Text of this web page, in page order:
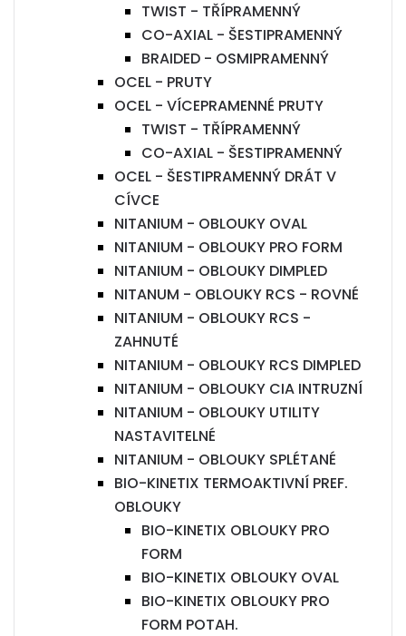
TWIST - TŘÍPRAMENNÝ
CO-AXIAL - ŠESTIPRAMENNÝ
BRAIDED - OSMIPRAMENNÝ
OCEL - PRUTY
OCEL - VÍCEPRAMENNÉ PRUTY
TWIST - TŘÍPRAMENNÝ
CO-AXIAL - ŠESTIPRAMENNÝ
OCEL - ŠESTIPRAMENNÝ DRÁT V
CÍVCE
NITANIUM - OBLOUKY OVAL
NITANIUM - OBLOUKY PRO FORM
NITANIUM - OBLOUKY DIMPLED
NITANUM - OBLOUKY RCS - ROVNÉ
NITANIUM - OBLOUKY RCS -
ZAHNUTÉ
NITANIUM - OBLOUKY RCS DIMPLED
NITANIUM - OBLOUKY CIA INTRUZNÍ
NITANIUM - OBLOUKY UTILITY
NASTAVITELNÉ
NITANIUM - OBLOUKY SPLÉTANÉ
BIO-KINETIX TERMOAKTIVNÍ PREF.
OBLOUKY
BIO-KINETIX OBLOUKY PRO
FORM
BIO-KINETIX OBLOUKY OVAL
BIO-KINETIX OBLOUKY PRO
FORM POTAH.